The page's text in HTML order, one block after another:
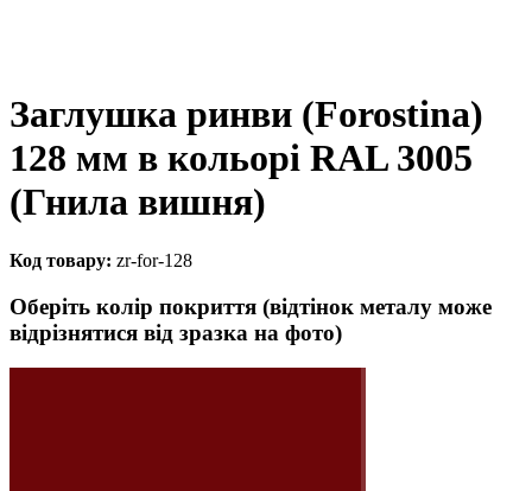
Заглушка ринви (Forostina)
128 мм в кольорі RAL 3005
(Гнила вишня)
Код товару: zr-for-128
Оберіть колір покриття (відтінок металу може
відрізнятися від зразка на фото)